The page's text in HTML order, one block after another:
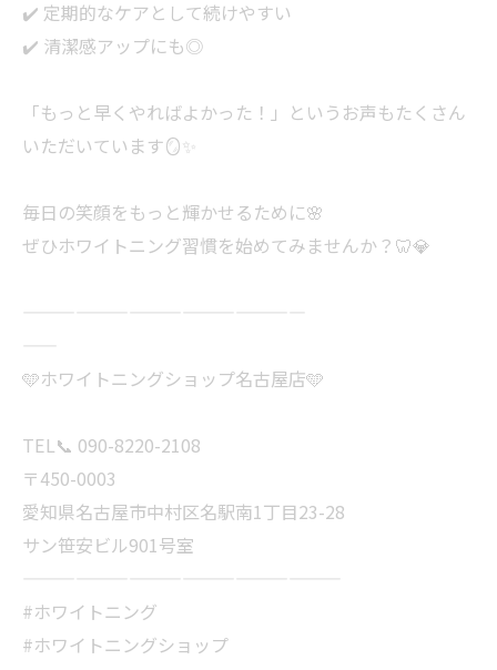
✔️ 定期的なケアとして続けやすい
✔️ 清潔感アップにも◎
「もっと早くやればよかった！」というお声もたくさん
いただいています🪞✨
毎日の笑顔をもっと輝かせるために🌸
ぜひホワイトニング習慣を始めてみませんか？🦷💎
🩵ホワイトニングショップ名古屋店🩵
TEL📞 090-8220-2108
〒450-0003
愛知県名古屋市中村区名駅南1丁目23-28
サン笹安ビル901号室
#ホワイトニング
#ホワイトニングショップ